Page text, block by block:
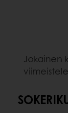
Jokainen